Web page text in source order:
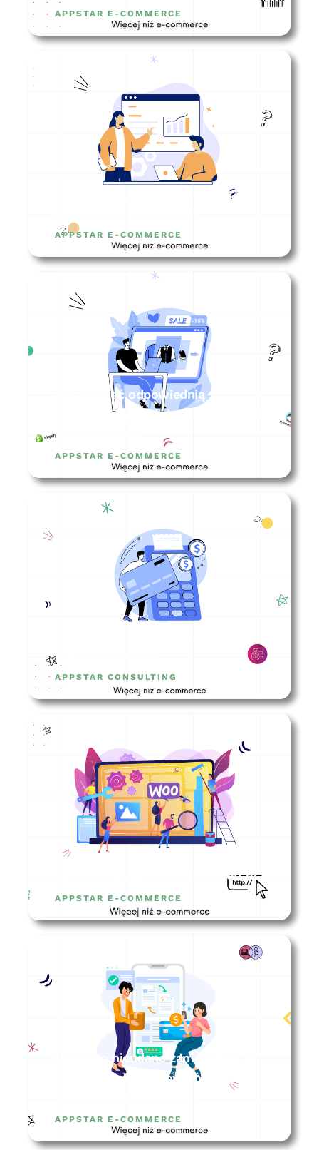
APPSTAR E-COMMERCE
Jak stworzyć biznesplan i zacząć
APPSTAR E-COMMERCE
Jak wybrać odpowiednią
platformę sprzedażową dla sklepu
internetowego?
APPSTAR E-COMMERCE
bramkę płatności?
APPSTAR CONSULTING
Jak przyspieszyć WooCommerce?
APPSTAR E-COMMERCE
Dlaczego nieudane zamówienia to
najważniejsze zamówienia w
APPSTAR E-COMMERCE